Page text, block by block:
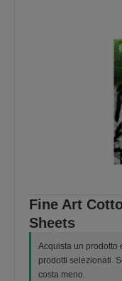
Fine Art
Sheets
Acquista un prodotto
prodotti selezionati.
costa meno.